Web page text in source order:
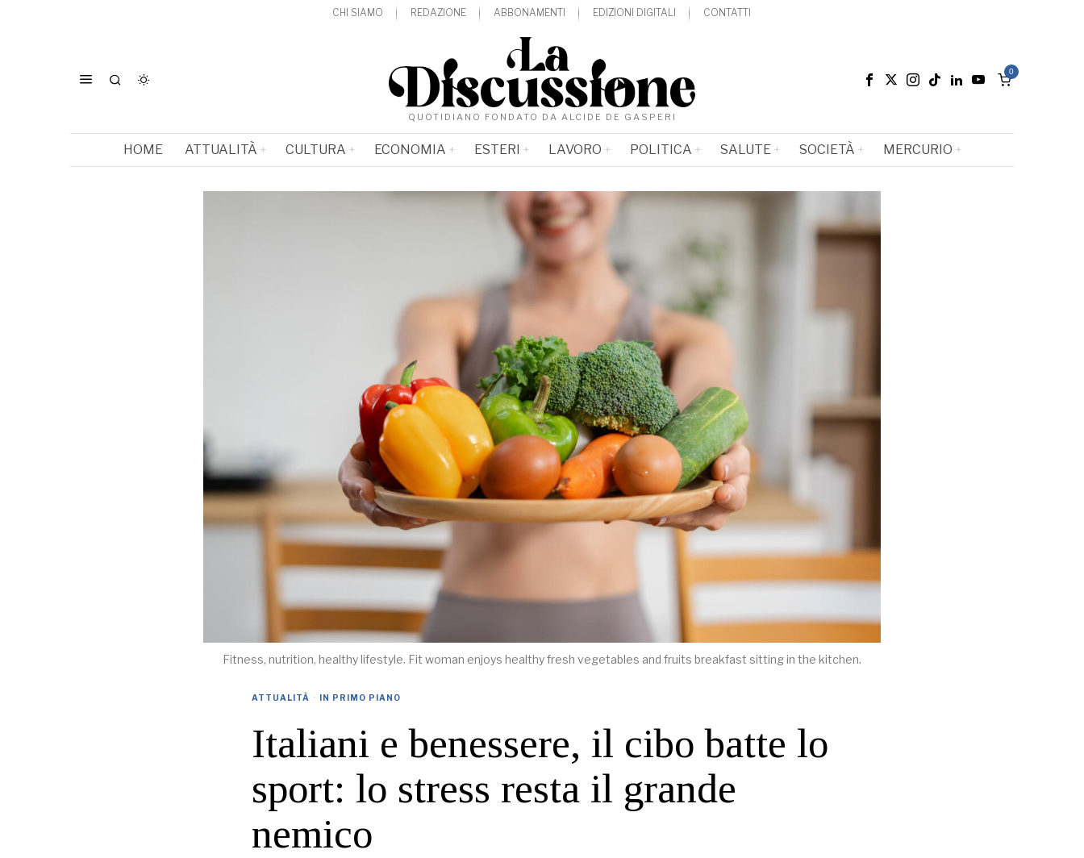
CHI SIAMO REDAZIONE ABBONAMENTI EDIZIONI DIGITALI CONTATTI
QUOTIDIANO FONDATO DA ALCIDE DE GASPERI
0
HOME ATTUALITÀ CULTURA ECONOMIA ESTERI LAVORO POLITICA SALUTE SOCIETÀ MERCURIO
Fitness, nutrition, healthy lifestyle. Fit woman enjoys healthy fresh vegetables and fruits breakfast sitting in the kitchen.
ATTUALITÀ · IN PRIMO PIANO
Italiani e benessere, il cibo batte lo
sport: lo stress resta il grande
nemico